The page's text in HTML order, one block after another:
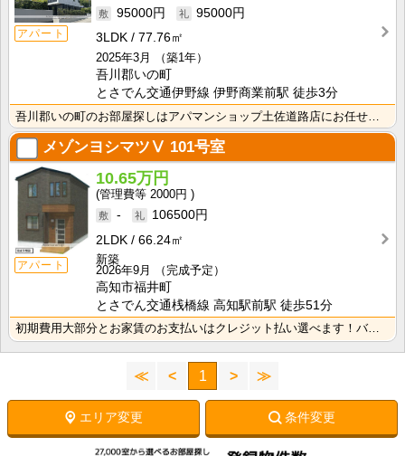
アパート
95000円
95000円
3LDK
77.76㎡
2025年3月
（築1年）
吾川郡いの町
とさでん交通伊野線 伊野商業前駅 徒歩3分
メゾンヨシマツⅤ 101号室
アパート
10.65万円
2000円
-
106500円
2LDK
66.24㎡
新築
2026年9月
（完成予定）
高知市福井町
とさでん交通桟橋線 高知駅前駅 徒歩51分
初期費用大部分とお家賃のお支払いはクレジット払い選べます！バス・トイレ別なので、ゆったり湯船に浸かれ･･･
≪ < 1 > ≫
エリア変更 条件変更